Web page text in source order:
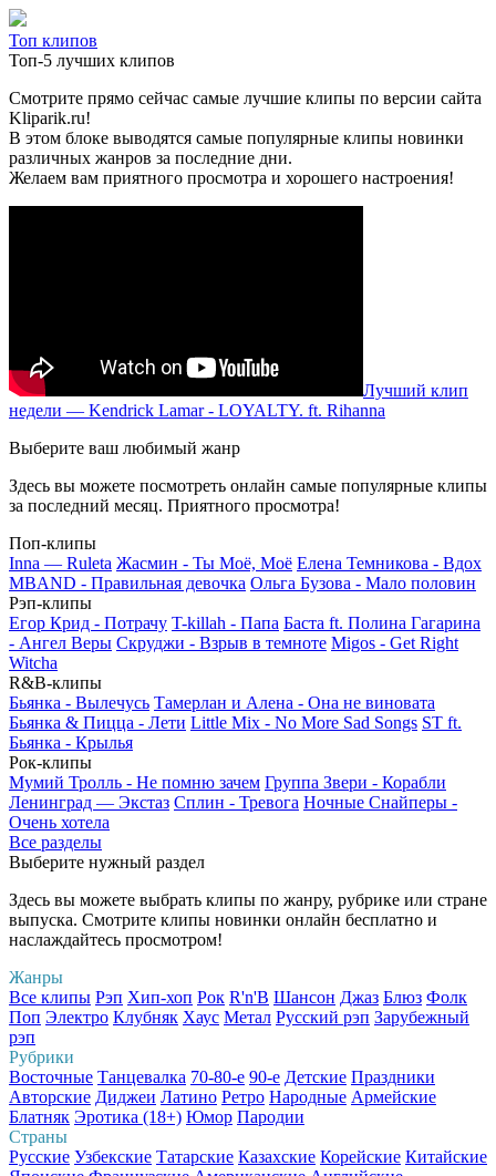
Топ клипов
Топ-5 лучших клипов
Смотрите прямо сейчас самые лучшие клипы по версии сайта
Kliparik.ru!
В этом блоке выводятся самые популярные клипы новинки
различных жанров за последние дни.
Желаем вам приятного просмотра и хорошего настроения!
Лучший клип
недели — Kendrick Lamar - LOYALTY. ft. Rihanna
Выберите ваш любимый жанр
Здесь вы можете посмотреть онлайн самые популярные клипы
за последний месяц. Приятного просмотра!
Поп-клипы
Inna — Ruleta Жасмин - Ты Моё, Моё Елена Темникова - Вдох
MBAND - Правильная девочка Ольга Бузова - Мало половин
Рэп-клипы
Егор Крид - Потрачу T-killah - Папа Баста ft. Полина Гагарина
- Ангел Веры Скруджи - Взрыв в темноте Migos - Get Right
Witcha
R&B-клипы
Бьянка - Вылечусь Тамерлан и Алена - Она не виновата
Бьянка & Пицца - Лети Little Mix - No More Sad Songs ST ft.
Бьянка - Крылья
Рок-клипы
Мумий Тролль - Не помню зачем Группа Звери - Корабли
Ленинград — Экстаз Сплин - Тревога Ночные Снайперы -
Очень хотела
Все разделы
Выберите нужный раздел
Здесь вы можете выбрать клипы по жанру, рубрике или стране
выпуска. Смотрите клипы новинки онлайн бесплатно и
наслаждайтесь просмотром!
Жанры
Все клипы Рэп Хип-хоп Рок R'n'B Шансон Джаз Блюз Фолк
Поп Электро Клубняк Хаус Метал Русский рэп Зарубежный
рэп
Рубрики
Восточные Танцевалка 70-80-е 90-е Детские Праздники
Авторские Диджеи Латино Ретро Народные Армейские
Блатняк Эротика (18+) Юмор Пародии
Страны
Русские Узбекские Татарские Казахские Корейские Китайские